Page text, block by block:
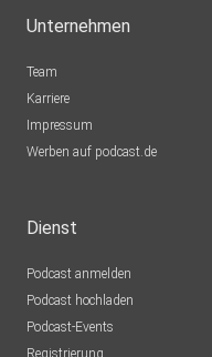
Unternehmen
Team
Karriere
Impressum
Werben auf podcast.de
Dienst
Podcast anmelden
Podcast hochladen
Podcast-Events
Registrierung